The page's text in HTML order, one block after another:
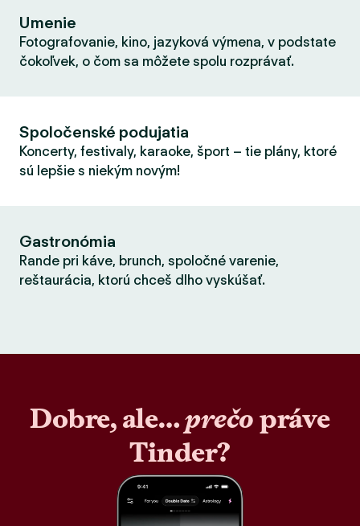
Umenie
Fotografovanie, kino, jazyková výmena, v podstate
čokoľvek, o čom sa môžete spolu rozprávať.
Spoločenské podujatia
Koncerty, festivaly, karaoke, šport – tie plány, ktoré
sú lepšie s niekým novým!
Gastronómia
Rande pri káve, brunch, spoločné varenie,
reštaurácia, ktorú chceš dlho vyskúšať.
Dobre, ale…prečopráve
Tinder?